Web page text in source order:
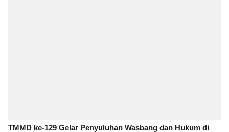
TMMD ke-129 Gelar Penyuluhan Wasbang dan Hukum di